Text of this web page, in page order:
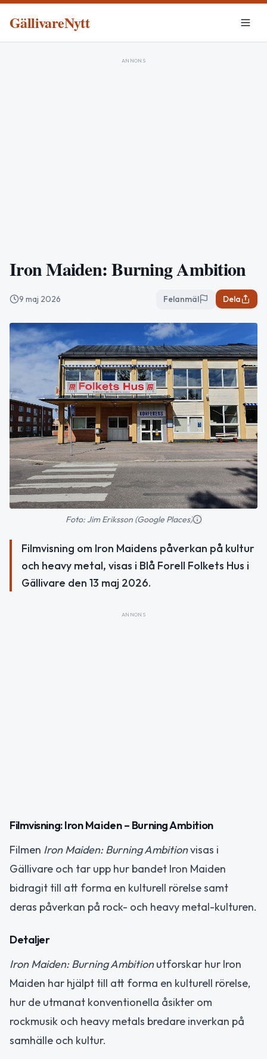
GällivareNytt
ANNONS
Iron Maiden: Burning Ambition
9 maj 2026 Felanmäl Dela
Foto: Jim Eriksson (Google Places)
Filmvisning om Iron Maidens påverkan på kultur
och heavy metal, visas i Blå Forell Folkets Hus i
Gällivare den 13 maj 2026.
ANNONS
Filmvisning: Iron Maiden – Burning Ambition
Filmen Iron Maiden: Burning Ambitionvisas i
Gällivare och tar upp hur bandet Iron Maiden
bidragit till att forma en kulturell rörelse samt
deras påverkan på rock- och heavy metal-kulturen.
Detaljer
Iron Maiden: Burning Ambitionutforskar hur Iron
Maiden har hjälpt till att forma en kulturell rörelse,
hur de utmanat konventionella åsikter om
rockmusik och heavy metals bredare inverkan på
samhälle och kultur.